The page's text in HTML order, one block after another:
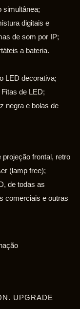
simultânea;
digitais e
de som por IP;
a bateria.
LED decorativa;
de LED;
negra e bolas de
frontal, retro
(lamp free);
de todas as
comerciais e outras
UPGRADE